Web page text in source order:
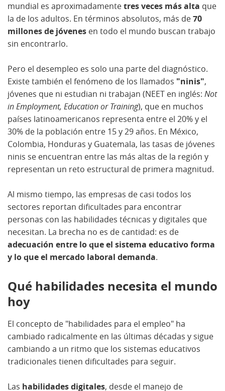
mundial es aproximadamentetres veces más alta que
la de los adultos. En términos absolutos, más de70
millones de jóvenes en todo el mundo buscan trabajo
sin encontrarlo.
Pero el desempleo es solo una parte del diagnóstico.
Existe también el fenómeno de los llamados "ninis",
jóvenes que ni estudian ni trabajan (NEET en inglés: Not
in Employment, Education or Training), que en muchos
países latinoamericanos representa entre el 20% y el
30% de la población entre 15 y 29 años. En México,
Colombia, Honduras y Guatemala, las tasas de jóvenes
ninis se encuentran entre las más altas de la región y
representan un reto estructural de primera magnitud.
Al mismo tiempo, las empresas de casi todos los
sectores reportan dificultades para encontrar
personas con las habilidades técnicas y digitales que
necesitan. La brecha no es de cantidad: es de
adecuación entre lo que el sistema educativo forma
y lo que el mercado laboral demanda.
Qué habilidades necesita el mundo
hoy
El concepto de "habilidades para el empleo" ha
cambiado radicalmente en las últimas décadas y sigue
cambiando a un ritmo que los sistemas educativos
tradicionales tienen dificultades para seguir.
Las habilidades digitales, desde el manejo de